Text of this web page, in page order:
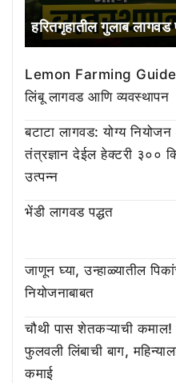
हरितगृहातील गुलाब
Lemon Farming
लिंबू लागवड आणि व्यवस्थापन
बटाटा लागवड: योग्य
तंत्रज्ञान देईल हेक्टरी ३००
उत्पन्न
भेंडी लागवड पद्धत
जाणून घ्या, उन्हाळ्यातील
नियोजनाबाबत
चौथी पास शेतकऱ्याची कमाल!
फुलवली लिंबाची बाग,
कमाई